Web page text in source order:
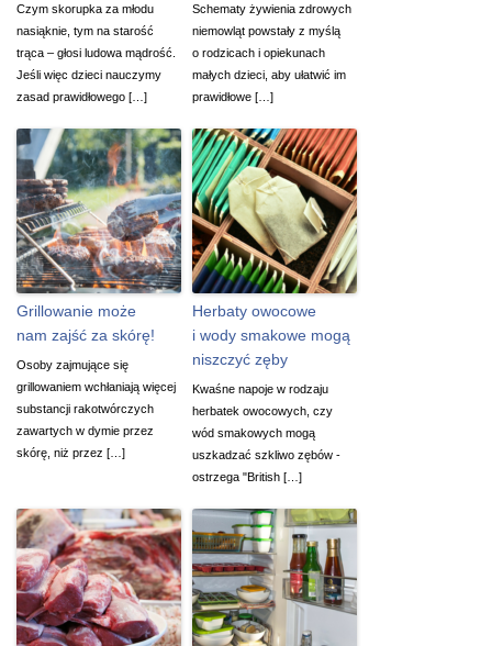
Czym skorupka za młodu
nasiąknie, tym na starość
trąca – głosi ludowa mądrość.
Jeśli więc dzieci nauczymy
zasad prawidłowego […]
Schematy żywienia zdrowych
niemowląt powstały z myślą
o rodzicach i opiekunach
małych dzieci, aby ułatwić im
prawidłowe […]
Grillowanie może
nam zajść za skórę!
Osoby zajmujące się
grillowaniem wchłaniają więcej
substancji rakotwórczych
zawartych w dymie przez
skórę, niż przez […]
Herbaty owocowe
i wody smakowe mogą
niszczyć zęby
Kwaśne napoje w rodzaju
herbatek owocowych, czy
wód smakowych mogą
uszkadzać szkliwo zębów -
ostrzega "British […]